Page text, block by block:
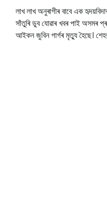
লাখ লাখ অনুৰাগীৰ বাবে এক
সাঁতুৰি ডুব যোৱাৰ খবৰ পাই অসমৰ
আইকন জুবিন গাৰ্গৰ মৃত্যু হৈছে।